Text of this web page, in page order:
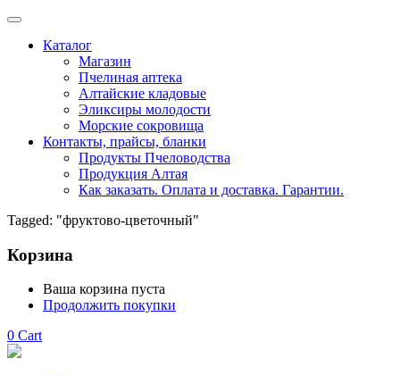
Каталог
Магазин
Пчелиная аптека
Алтайские кладовые
Эликсиры молодости
Морские сокровища
Контакты, прайсы, бланки
Продукты Пчеловодства
Продукция Алтая
Как заказать. Оплата и доставка. Гарантии.
Tagged: "фруктово-цветочный"
Корзина
Ваша корзина пуста
Продолжить покупки
0 Cart